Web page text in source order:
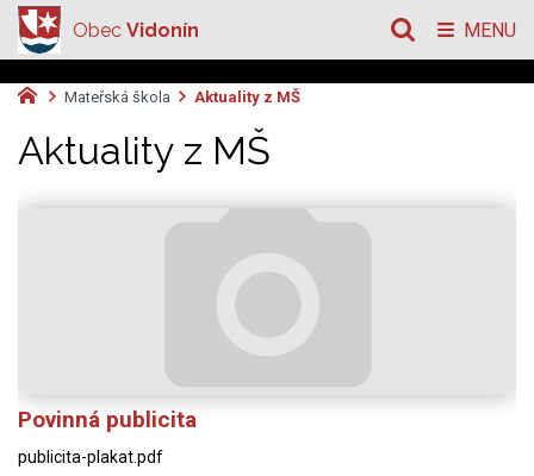
Mateřská škola Aktuality z MŠ
Aktuality z MŠ
Povinná publicita
publicita-plakat.pdf
Obec Vidonín MENU